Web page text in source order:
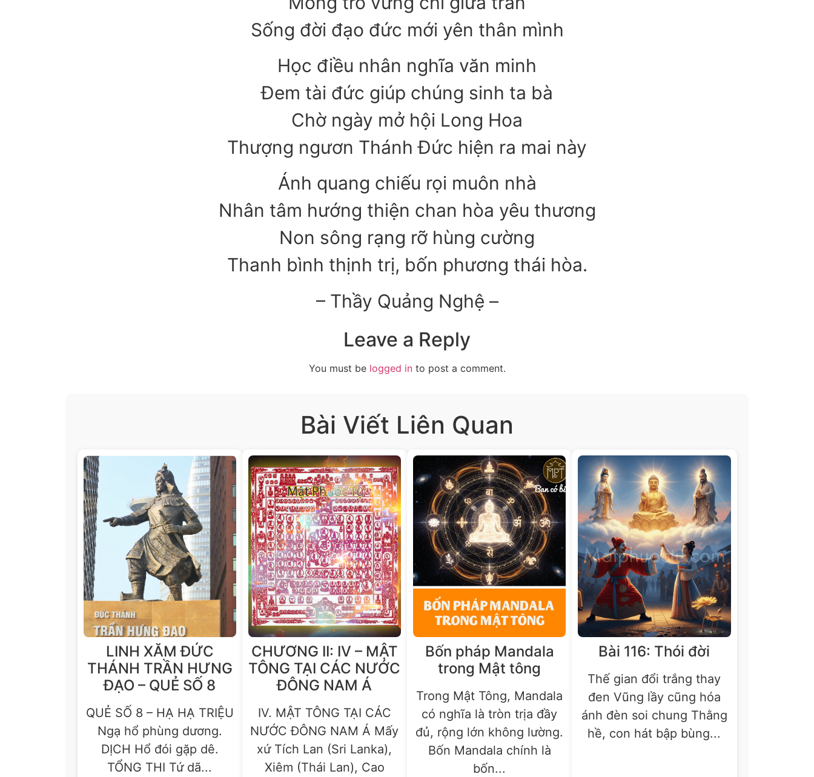
Sống đời đạo đức mới yên thân mình
Học điều nhân nghĩa văn minh
Đem tài đức giúp chúng sinh ta bà
Chờ ngày mở hội Long Hoa
Thượng ngươn Thánh Đức hiện ra mai này
Ánh quang chiếu rọi muôn nhà
Nhân tâm hướng thiện chan hòa yêu thương
Non sông rạng rỡ hùng cường
Thanh bình thịnh trị, bốn phương thái hòa.
– Thầy Quảng Nghệ –
Leave a Reply
You must be logged into post a comment.
Bài Viết Liên Quan
LINH XĂM ĐỨC
THÁNH TRẦN HƯNG
ĐẠO – QUẺ SỐ 8
QUẺ SỐ 8 – HẠ HẠ TRIỆU
Ngạ hổ phùng dương.
DỊCH Hổ đói gặp dê.
TỔNG THI Tứ dã...
CHƯƠNG II: IV – MẬT
TÔNG TẠI CÁC NƯỚC
ĐÔNG NAM Á
IV. MẬT TÔNG TẠI CÁC
NƯỚC ĐÔNG NAM Á Mấy
xứ Tích Lan (Sri Lanka),
Xiêm (Thái Lan), Cao
Bốn pháp Mandala
trong Mật tông
Trong Mật Tông, Mandala
có nghĩa là tròn trịa đầy
đủ, rộng lớn không lường.
Bốn Mandala chính là
bốn...
Bài 116: Thói đời
Thế gian đổi trắng thay
đen Vũng lầy cũng hóa
ánh đèn soi chung Thằng
hề, con hát bập bùng...